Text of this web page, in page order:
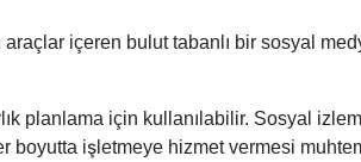
içeren bulut tabanlı bir sosyal
planlama için kullanılabilir. Sosyal
işletmeye hizmet vermesi